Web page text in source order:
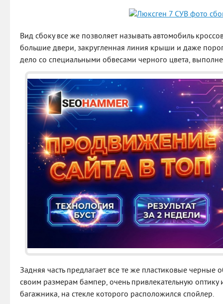
Вид сбоку все же позволяет называть автомобиль
большие двери, закругленная линия крыши и даже
дело со специальными обвесами черного цвета,
Задняя часть предлагает все те же пластиковые черные
своим размерам бампер, очень привлекательную
багажника, на стекле которого расположился спойлер.